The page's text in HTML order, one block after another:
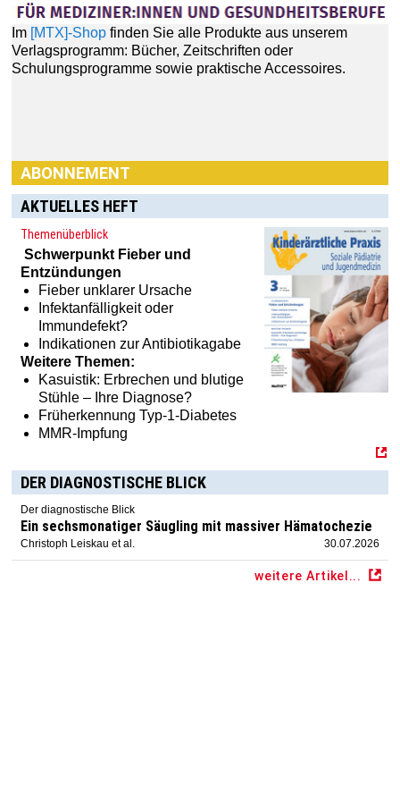
Im [MTX]-Shop finden Sie alle Produkte aus unserem
Verlagsprogramm: Bücher, Zeitschriften oder
Schulungsprogramme sowie praktische Accessoires.
ABONNEMENT
AKTUELLES HEFT
Themenüberblick
Schwerpunkt Fieber und
Entzündungen
Fieber unklarer Ursache
Infektanfälligkeit oder
Immundefekt?
Indikationen zur Antibiotikagabe
Weitere Themen:
Kasuistik: Erbrechen und blutige
Stühle – Ihre Diagnose?
Früherkennung Typ-1-Diabetes
MMR-Impfung
DER DIAGNOSTISCHE BLICK
Der diagnostische Blick
Ein sechsmonatiger Säugling mit massiver Hämatochezie
Christoph Leiskau et al. 30.07.2026
weitere Artikel...